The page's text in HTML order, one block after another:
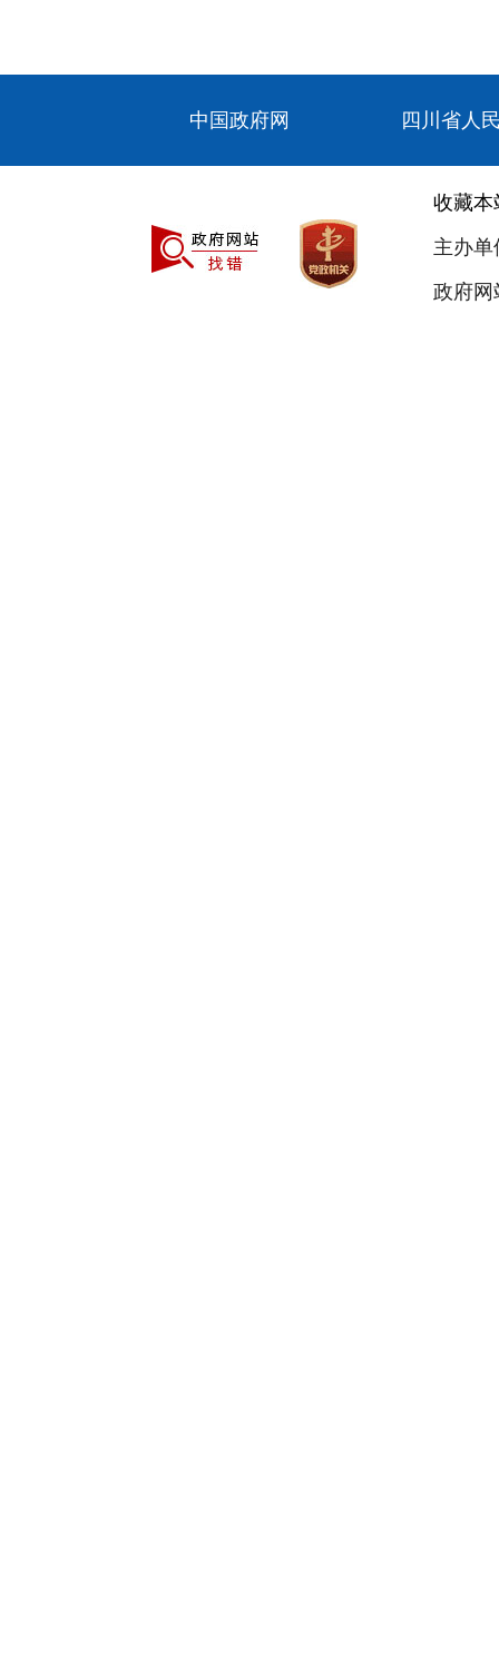
中国政府网 四川省人
收藏本
主办
政府网